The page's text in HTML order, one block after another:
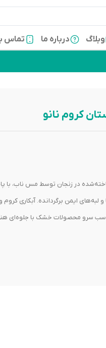
وبلاگ درباره ما تماس
کروم نانو
در زنجان توسط مس ناب، با
لبه‌های ایمن برگردانده. آبکاری
سرو محصولات خشک با جلوه‌ای